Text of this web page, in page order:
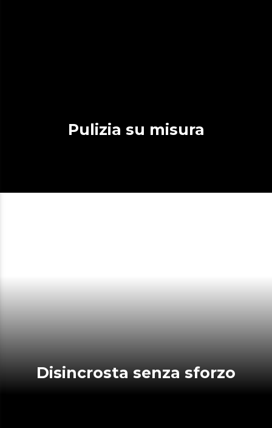
Pulizia su misura
Disincrosta senza sforzo